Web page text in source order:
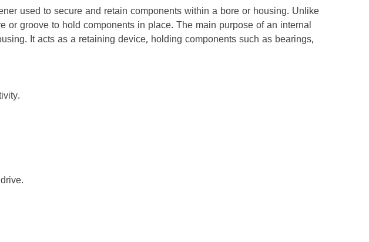
used to secure and retain components within a bore or housing. Unlike
groove to hold components in place. The main purpose of an internal
It acts as a retaining device, holding components such as bearings,